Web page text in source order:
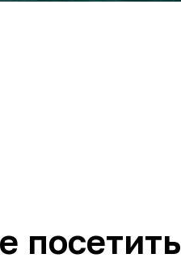
посетить